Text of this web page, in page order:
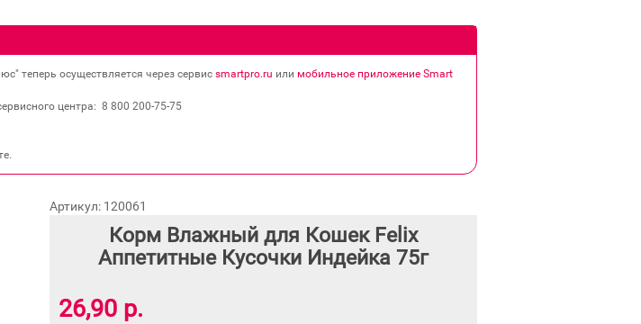
теперь осуществляется через сервис smartpro.ru или мобильное приложение Smart
центра: 8 800 200‐75‐75
Артикул: 120061
Корм Влажный для Кошек Felix
Аппетитные Кусочки Индейка 75г
26,90 р.